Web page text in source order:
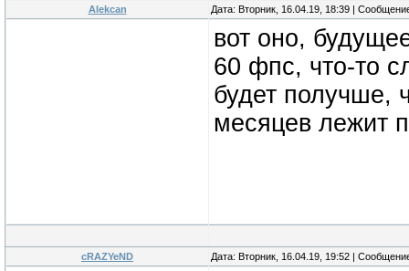
Alekcan Дата: Вторник, 16.04.19, 18:39 |
вот оно,
60 фпс, что-то
будет получше,
месяцев лежит
cRAZYeND Дата: Вторник, 16.04.19, 19:52 |